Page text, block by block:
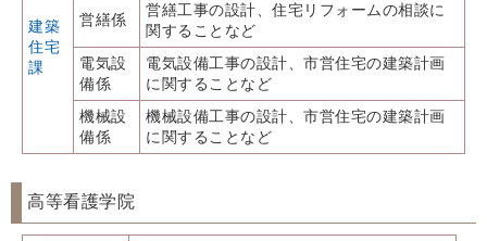
建築
住宅
課
営繕係
営繕工事の設計、住宅リフォームの相談に
関することなど
電気設
備係
電気設備工事の設計、市営住宅の建築計画
に関することなど
機械設
備係
機械設備工事の設計、市営住宅の建築計画
に関することなど
高等看護学院